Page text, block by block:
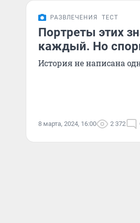
РАЗВЛЕЧЕНИЯ ТЕСТ
Портреты этих
каждый. Но
История не написана
8 марта, 2024, 16:00 2 372